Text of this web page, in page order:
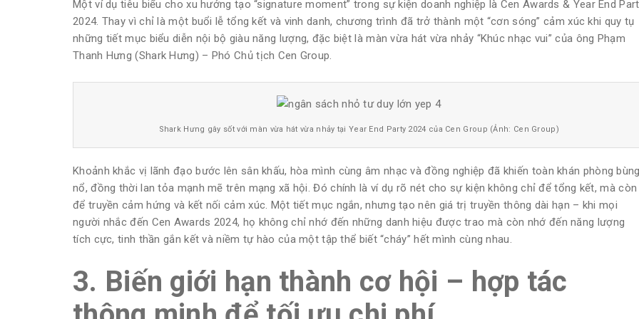
Một ví dụ tiêu biểu cho xu hướng tạo “signature moment” trong sự kiện doanh nghiệp là Cen Awards & Year End
2024. Thay vì chỉ là một buổi lễ tổng kết và vinh danh, chương trình đã trở thành một “cơn sóng” cảm xúc khi quy tụ
những tiết mục biểu diễn nội bộ giàu năng lượng, đặc biệt là màn vừa hát vừa nhảy “Khúc nhạc vui” của ông Phạm
Thanh Hưng (Shark Hưng) – Phó Chủ tịch Cen Group.
Shark Hưng gây sốt với màn vừa hát vừa nhảy tại Year End Party 2024 của Cen Group (Ảnh: Cen Group)
Khoảnh khắc vị lãnh đạo bước lên sân khấu, hòa mình cùng âm nhạc và đồng nghiệp đã khiến toàn khán phòng
nổ, đồng thời lan tỏa mạnh mẽ trên mạng xã hội. Đó chính là ví dụ rõ nét cho sự kiện không chỉ để tổng kết, mà còn
để truyền cảm hứng và kết nối cảm xúc. Một tiết mục ngắn, nhưng tạo nên giá trị truyền thông dài hạn – khi mọi
người nhắc đến Cen Awards 2024, họ không chỉ nhớ đến những danh hiệu được trao mà còn nhớ đến năng lượng
tích cực, tinh thần gắn kết và niềm tự hào của một tập thể biết “cháy” hết mình cùng nhau.
3. Biến giới hạn thành cơ hội – hợp tác